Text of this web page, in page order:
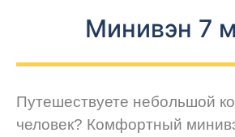
Минивэн 7
Путешествуете небольшой
человек? Комфортный